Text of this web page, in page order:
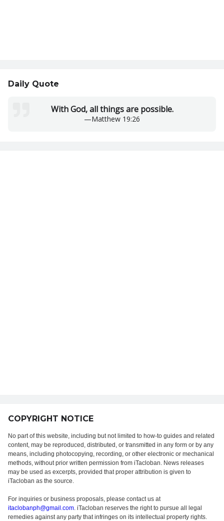
Daily Quote
With God, all things are possible.
—Matthew 19:26
COPYRIGHT NOTICE
No part of this website, including but not limited to how-to guides and related
content, may be reproduced, distributed, or transmitted in any form or by any
means, including photocopying, recording, or other electronic or mechanical
methods, without prior written permission from iTacloban. News releases
may be used as excerpts, provided that proper attribution is given to
iTacloban as the source.
For inquiries or business proposals, please contact us at
itaclobanph@gmail.com. iTacloban reserves the right to pursue all legal
remedies against any party that infringes on its intellectual property rights.